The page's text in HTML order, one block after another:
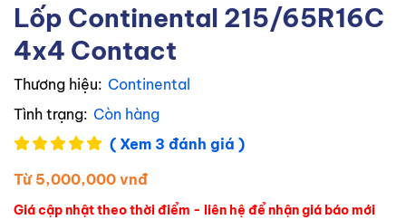
Lốp Continental 215/65R16C
4x4 Contact
Thương hiệu: Continental
Tình trạng: Còn hàng
( Xem 3 đánh giá )
Từ 5,000,000 vnđ
Giá cập nhật theo thời điểm - liên hệ để nhận giá báo mới